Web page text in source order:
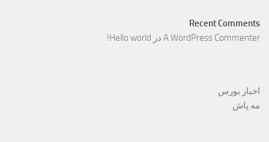
Recent Comments
A WordPress Commenter در Hello world!
اخبار بورس
مه پاش